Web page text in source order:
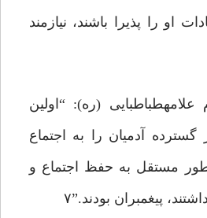
او را پذیرا باشند، نیازمند
(ره): “اولین
آدمیان را به اجتماع
مستقل به حفظ اجتماع و
پیغمبران بودند.”۷